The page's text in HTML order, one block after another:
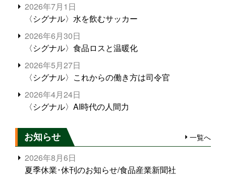
2026年7月1日
〈シグナル〉水を飲むサッカー
2026年6月30日
〈シグナル〉食品ロスと温暖化
2026年5月27日
〈シグナル〉これからの働き方は司令官
2026年4月24日
〈シグナル〉AI時代の人間力
お知らせ 一覧へ
2026年8月6日
夏季休業･休刊のお知らせ/食品産業新聞社